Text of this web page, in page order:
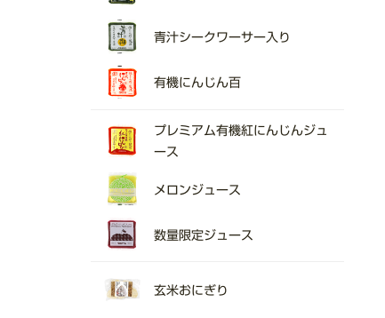
青汁シークワーサー入り
有機にんじん百
プレミアム有機紅にんじんジュ
ース
メロンジュース
数量限定ジュース
玄米おにぎり